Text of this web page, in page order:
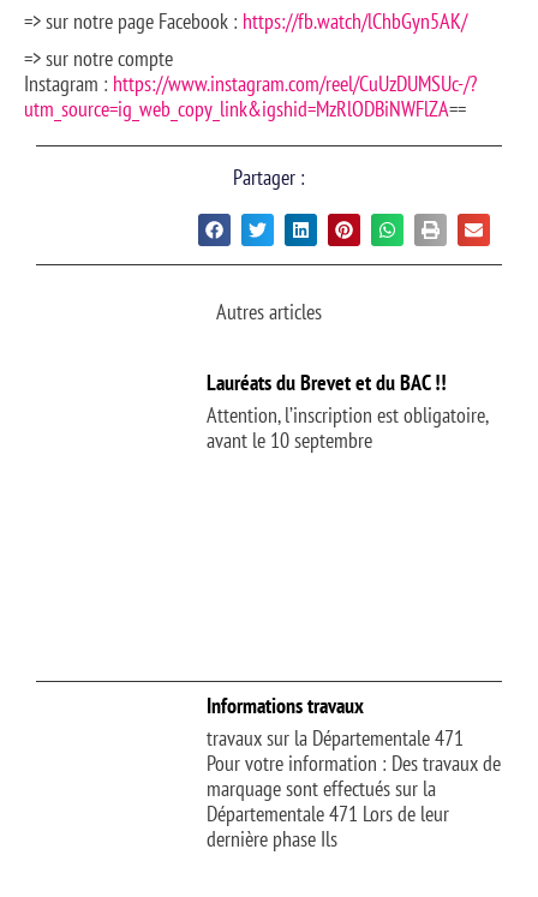
=> sur notre page Facebook : https://fb.watch/lChbGyn5AK/
=> sur notre compte
Instagram : https://www.instagram.com/reel/CuUzDUMSUc-/?
utm_source=ig_web_copy_link&igshid=MzRlODBiNWFlZA==
Partager :
Autres articles
Lauréats du Brevet et du BAC !!
Attention, l’inscription est obligatoire,
avant le 10 septembre
Informations travaux
travaux sur la Départementale 471
Pour votre information : Des travaux de
marquage sont effectués sur la
Départementale 471 Lors de leur
dernière phase Ils